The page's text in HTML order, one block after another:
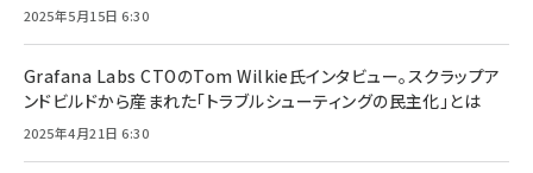
2025年5月15日 6:30
Grafana Labs CTOのTom Wilkie氏インタビュー。スクラップア
ンドビルドから産まれた「トラブルシューティングの民主化」とは
2025年4月21日 6:30